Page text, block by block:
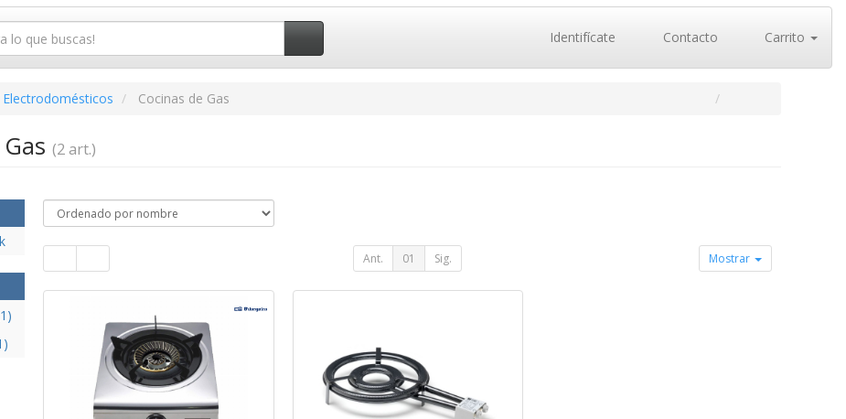
Identifícate Contacto Carrito
Cocinas de Gas
(2 art.)
Ant. 01 Sig. Mostrar